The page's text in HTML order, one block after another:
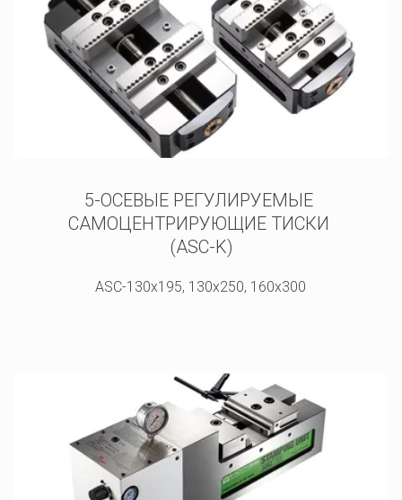
5-ОСЕВЫЕ РЕГУЛИРУЕМЫЕ
САМОЦЕНТРИРУЮЩИЕ ТИСКИ
(ASC-K)
ASC-130x195, 130x250, 160x300